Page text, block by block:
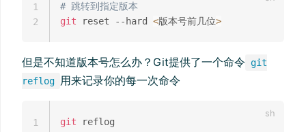
# 跳转到指定版本
git reset --hard <版本号前几位>
1
2
但是不知道版本号怎么办？Git提供了一个命令 git
reflog 用来记录你的每一次命令
git
1